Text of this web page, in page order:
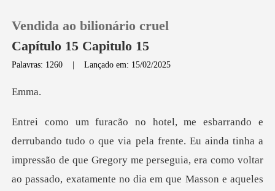
Loja
Histórico
Vendida ao bilionário cruel
Capítulo 15 Capitulo 15
Palavras: 1260 |Lançado em: 15/02/2025
ma
te. Eu ainda tinha a
impressão de que Gregory me perseguia, era como voltar
ao passa